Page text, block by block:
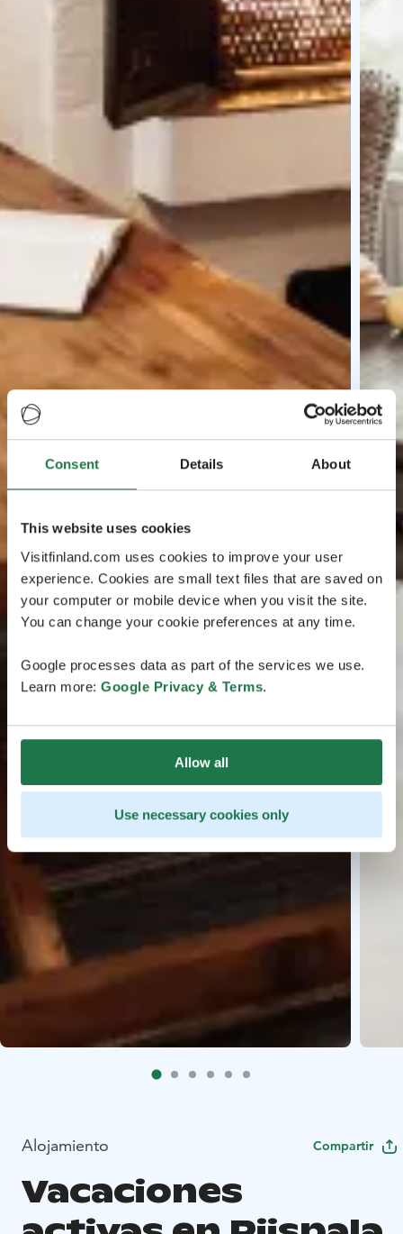
Consent Details About
This website uses cookies
Visitfinland.com uses cookies to improve your user
experience. Cookies are small text files that are saved on
your computer or mobile device when you visit the site.
You can change your cookie preferences at any time.
Google processes data as part of the services we use.
Learn more: Google Privacy & Terms.
Allow all
Use necessary cookies only
Alojamiento Compartir
Vacaciones